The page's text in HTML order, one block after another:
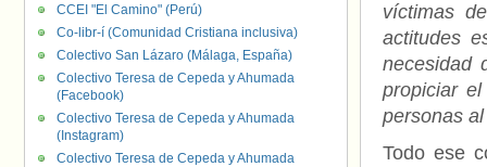
víctimas
actitudes
necesidad
propiciar
personas
Todo ese
CCEI "El Camino" (Perú)
Co-libr-í (Comunidad Cristiana inclusiva)
Colectivo San Lázaro (Málaga, España)
Colectivo Teresa de Cepeda y Ahumada
(Facebook)
Colectivo Teresa de Cepeda y Ahumada
(Instagram)
Colectivo Teresa de Cepeda y Ahumada